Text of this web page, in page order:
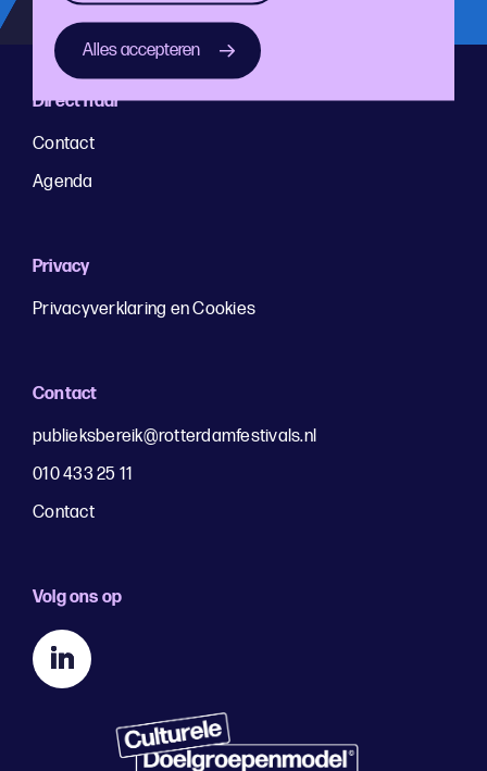
Alles accepteren
Direct naar
Contact
Agenda
Privacy
Privacyverklaring en Cookies
Contact
publieksbereik@rotterdamfestivals.nl
010 433 25 11
Contact
Volg ons op